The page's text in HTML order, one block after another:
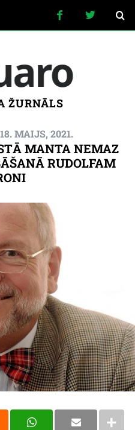
ŽURNĀLS
18. MAIJS, 2021.
MANTA NEMAZ
RUDOLFAM